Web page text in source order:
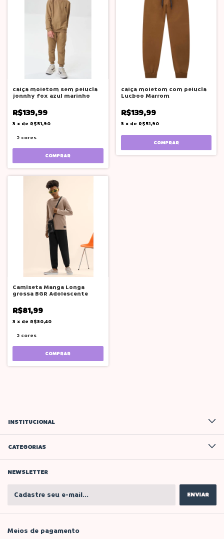
calça moletom sem pelucia
jonnhy fox azul marinho
R$139,99
3 x de R$51,90
2 cores
COMPRAR
calça moletom com pelucia
Lucboo Marrom
R$139,99
3 x de R$51,90
COMPRAR
Camiseta Manga Longa
grossa BGR Adolescente
R$81,99
3 x de R$30,40
2 cores
COMPRAR
INSTITUCIONAL
CATEGORIAS
NEWSLETTER
Meios de pagamento